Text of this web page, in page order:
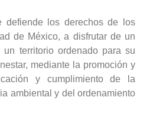
defiende los derechos de los
de México, a disfrutar de un
territorio ordenado para su
mediante la promoción y
y cumplimiento de la
ambiental y del ordenamiento